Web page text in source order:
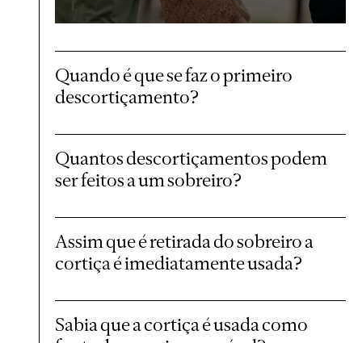
Quando é que se faz o primeiro
descortiçamento?
Quantos descortiçamentos podem
ser feitos a um sobreiro?
Assim que é retirada do sobreiro a
cortiça é imediatamente usada?
Sabia que a cortiça é usada como